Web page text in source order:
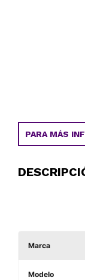
PARA MÁS
Marca
Modelo